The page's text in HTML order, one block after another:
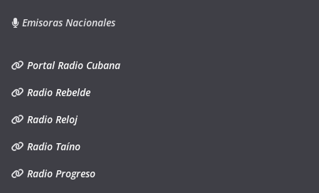
Emisoras Nacionales
Portal Radio Cubana
Radio Rebelde
Radio Reloj
Radio Taíno
Radio Progreso